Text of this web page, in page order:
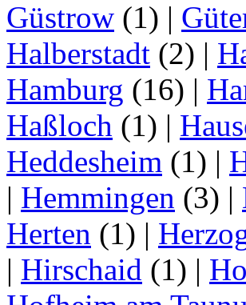
Güstrow (1) |
Halberstadt (2) |
Hamburg (16) |
Haßloch (1) |
Heddesheim (1) |
| Hemmingen (3) |
Herten (1) |
| Hirschaid (1) |